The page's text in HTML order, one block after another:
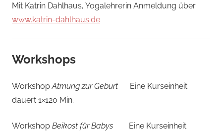
Mit Katrin Dahlhaus, Yogalehrerin Anmeldung über
www.katrin-dahlhaus.de
Workshops
WorkshopAtmung zur Geburt Eine Kurseinheit
dauert 1×120 Min.
Workshop Beikost für Babys
Eine Kurseinheit